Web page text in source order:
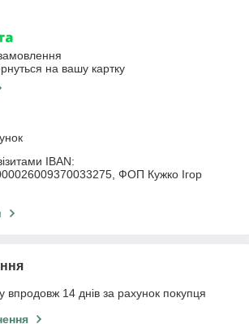
на вашу картку
IBAN:
ФОП Кужко Ігор
впродовж 14 днів за рахунок покупця